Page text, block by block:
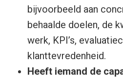
bijvoorbeeld aan
behaalde doelen, de
werk, KPI’s,
klanttevredenheid.
Heeft iemand de